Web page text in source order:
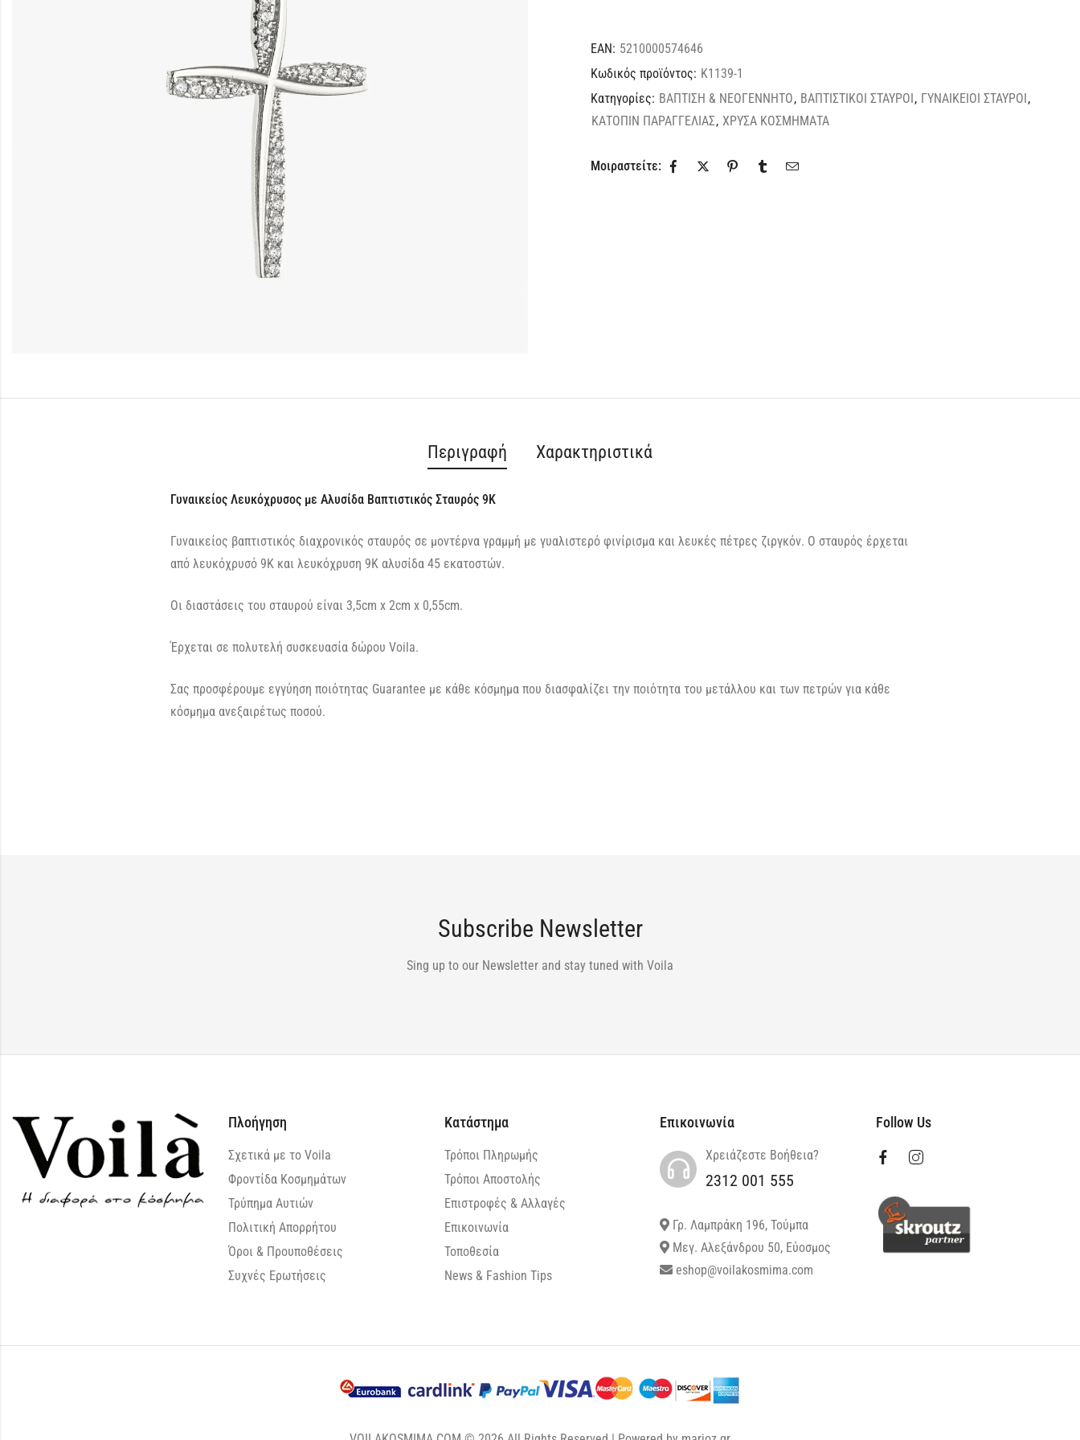
EAN: 5210000574646
Κωδικός προϊόντος: Κ1139-1
Κατηγορίες: ΒΑΠΤΙΣΗ & ΝΕΟΓΕΝΝΗΤΟ, ΒΑΠΤΙΣΤΙΚΟΙ ΣΤΑΥΡΟΙ, ΓΥΝΑΙΚΕΙΟΙ ΣΤΑΥΡΟΙ,
ΚΑΤΟΠΙΝ ΠΑΡΑΓΓΕΛΙΑΣ, ΧΡΥΣΑ ΚΟΣΜΗΜΑΤΑ
Μοιραστείτε:
Περιγραφή Χαρακτηριστικά
Γυναικείος Λευκόχρυσος με Αλυσίδα Βαπτιστικός Σταυρός 9Κ
Γυναικείος βαπτιστικός διαχρονικός σταυρός σε μοντέρνα γραμμή με γυαλιστερό φινίρισμα και λευκές πέτρες ζιργκόν. Ο σταυρός έρχεται
από λευκόχρυσό 9Κ και λευκόχρυση 9Κ αλυσίδα 45 εκατοστών.
Οι διαστάσεις του σταυρού είναι 3,5cm x 2cm x 0,55cm.
Έρχεται σε πολυτελή συσκευασία δώρου Voila.
Σας προσφέρουμε εγγύηση ποιότητας Guarantee με κάθε κόσμημα που διασφαλίζει την ποιότητα του μετάλλου και των πετρών για κάθε
κόσμημα ανεξαιρέτως ποσού.
Subscribe Newsletter
Sing up to our Newsletter and stay tuned with Voila
Πλοήγηση
Σχετικά με το Voila
Φροντίδα Κοσμημάτων
Τρύπημα Αυτιών
Πολιτική Απορρήτου
Όροι & Προυποθέσεις
Συχνές Ερωτήσεις
Κατάστημα
Τρόποι Πληρωμής
Τρόποι Αποστολής
Επιστροφές & Αλλαγές
Επικοινωνία
Τοποθεσία
News & Fashion Tips
Επικοινωνία
Χρειάζεστε Βοήθεια?
2312 001 555
Γρ. Λαμπράκη 196, Τούμπα
Μεγ. Αλεξάνδρου 50, Εύοσμος
eshop@voilakosmima.com
Follow Us